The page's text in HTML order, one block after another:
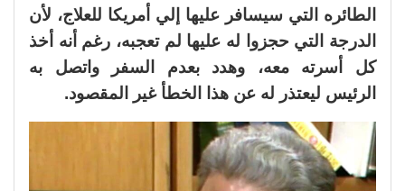
الطائره التي سيسافر عليها إلي أمريكا للعلاج، لأن
الدرجة التي حجزوا له عليها لم تعجبه، رغم أنه أخذ
كل أسرته معه، وهدد بعدم السفر واتصل به
الرئيس ليعتذر له عن هذا الخطأ غير المقصود.